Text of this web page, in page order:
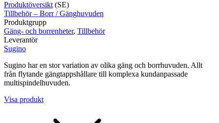
Produktöversikt (SE)
Tillbehör – Borr / Gänghuvuden
Produktgrupp
Gäng- och borrenheter, Tillbehör
Leverantör
Sugino
Sugino har en stor variation av olika gäng och borrhuvuden. Allt
från flytande gängtappshållare till komplexa kundanpassade
multispindelhuvuden.
Visa produkt